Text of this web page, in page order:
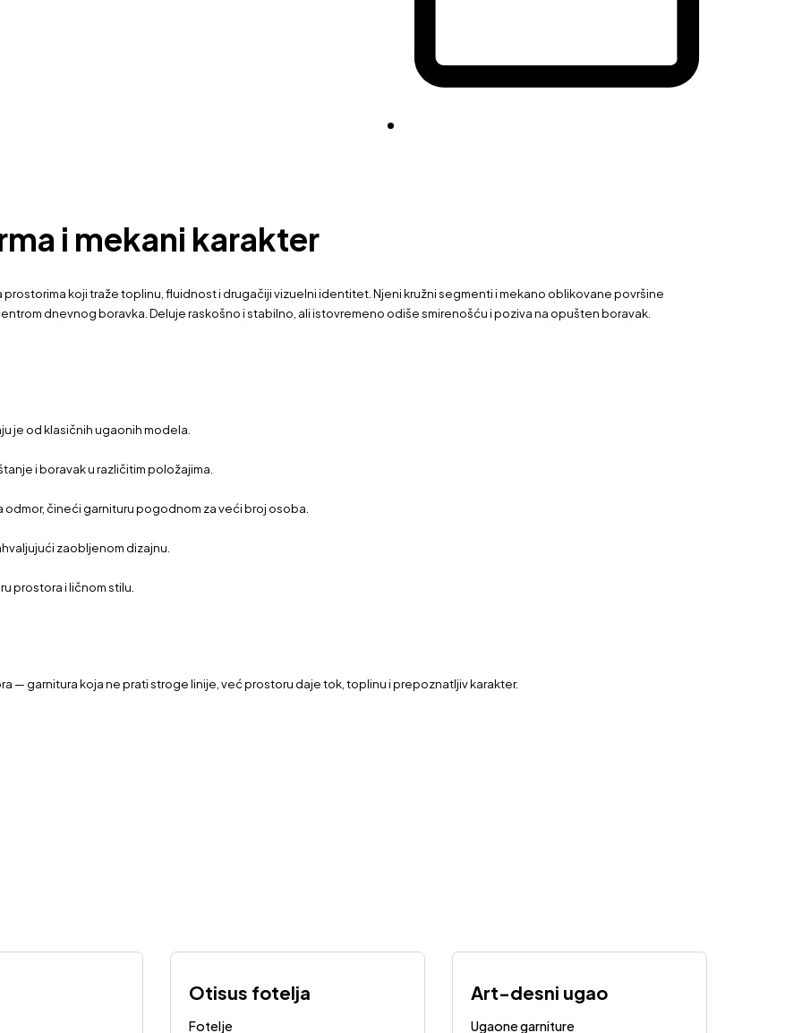
i mekani karakter
koji traže toplinu, fluidnost i drugačiji vizuelni identitet. Njeni kružni segmenti i mekano oblikovane površine
dnevnog boravka. Deluje raskošno i stabilno, ali istovremeno odiše smirenošću i poziva na opušten boravak.
je od klasičnih ugaonih modela.
i boravak u različitim položajima.
čineći garnituru pogodnom za veći broj osoba.
zaobljenom dizajnu.
prostora i ličnom stilu.
— garnitura koja ne prati stroge linije, već prostoru daje tok, toplinu i prepoznatljiv karakter.
Otisus fotelja
Fotelje
Art-desni ugao
Ugaone garniture